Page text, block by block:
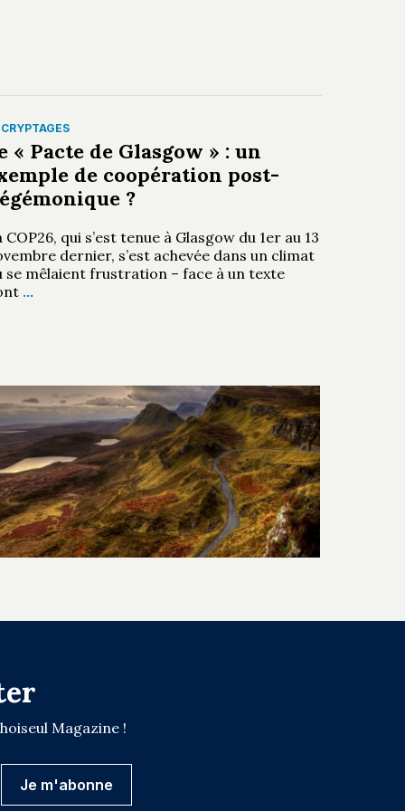
« Pacte de Glasgow » : un
de coopération post-
?
COP26, qui s’est tenue à Glasgow du 1er au 13
dernier, s’est achevée dans un climat
se mêlaient frustration – face à un texte
…
Magazine !